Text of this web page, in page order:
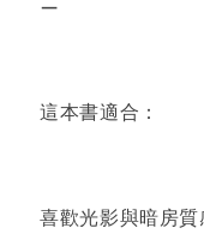
這本書適合：
喜歡光影與暗房質